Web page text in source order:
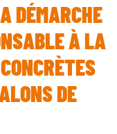
DÉMARCHE
À LA
DE